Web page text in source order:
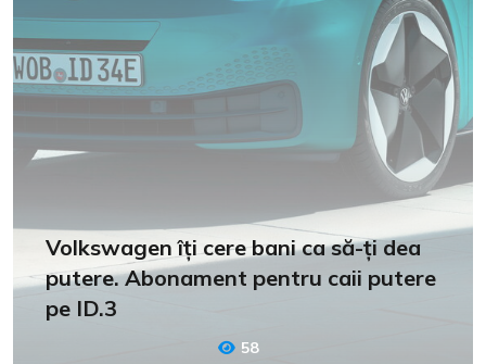
Volkswagen îți cere bani ca să-ți dea
putere. Abonament pentru caii putere
pe ID.3
58